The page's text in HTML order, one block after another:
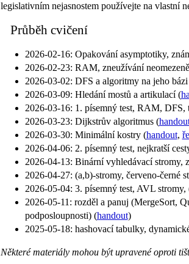
legislativním nejasnostem používejte na vlastní
Průběh cvičení
2026-02-16: Opakování asymptotiky,
2026-02-23: RAM, zneužívání
2026-03-02: DFS a algoritmy na jeho
2026-03-09: Hledání mostů a artikulací (
2026-03-16: 1. písemný test, RAM, DFS,
2026-03-23: Dijkstrův algoritmus (
2026-03-30: Minimální kostry (handout,
2026-04-06: 2. písemný test, nejkratší
2026-04-13: Binární vyhledávací stromy,
2026-04-27: (a,b)-stromy, červeno-černé
2026-05-04: 3. písemný test, AVL stromy,
2026-05-11: rozděl a panuj (MergeSort,
podposloupnosti) (handout)
2025-05-18: hashovací tabulky,
Některé materiály mohou být upravené oproti